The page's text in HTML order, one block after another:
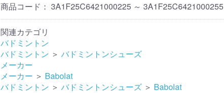
商品コード： 3A1F25C6421000225 ～ 3A1F25C6421000255
関連カテゴリ
バドミントン
バドミントン ＞ バドミントンシューズ
メーカー
メーカー ＞ Babolat
バドミントン ＞ バドミントンシューズ ＞ Babolat